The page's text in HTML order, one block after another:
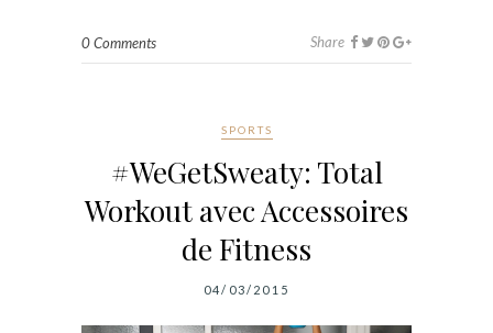
0 Comments Share
SPORTS
#WeGetSweaty: Total
Workout avec Accessoires
de Fitness
04/03/2015